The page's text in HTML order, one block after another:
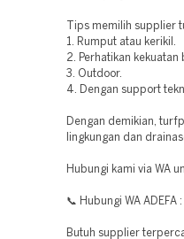
Tips memilih supplier
1. Rumput atau kerikil.
2. Perhatikan kekuatan
3. Outdoor.
4. Dengan support
Dengan demikian,
lingkungan dan
Hubungi kami via WA
📞 Hubungi WA
Butuh supplier